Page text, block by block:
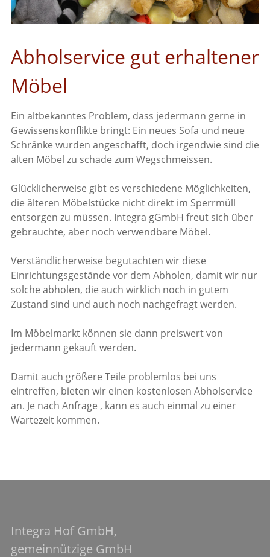
Abholservice gut erhaltener
Möbel
Ein altbekanntes Problem, dass jedermann gerne in
Gewissenskonflikte bringt: Ein neues Sofa und neue
Schränke wurden angeschafft, doch irgendwie sind die
alten Möbel zu schade zum Wegschmeissen.
Glücklicherweise gibt es verschiedene Möglichkeiten,
die älteren Möbelstücke nicht direkt im Sperrmüll
entsorgen zu müssen. Integra gGmbH freut sich über
gebrauchte, aber noch verwendbare Möbel.
Verständlicherweise begutachten wir diese
Einrichtungsgestände vor dem Abholen, damit wir nur
solche abholen, die auch wirklich noch in gutem
Zustand sind und auch noch nachgefragt werden.
Im Möbelmarkt können sie dann preiswert von
jedermann gekauft werden.
Damit auch größere Teile problemlos bei uns
eintreffen, bieten wir einen kostenlosen Abholservice
an. Je nach Anfrage , kann es auch einmal zu einer
Wartezeit kommen.
Integra Hof GmbH,
gemeinnützige GmbH